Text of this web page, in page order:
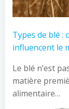
Types de blé :
influencent le
Le blé n’est
matière
alimentaire…